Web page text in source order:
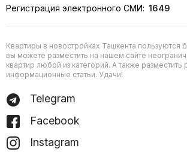
Регистрация электронного СМИ: 1649
Квартиры в новостройках Ташкента пользуются
вы можете разместить на нашем сайте
квартир любой из категорий. А также
информационные статьи. Удачи!
Telegram
Facebook
Instagram